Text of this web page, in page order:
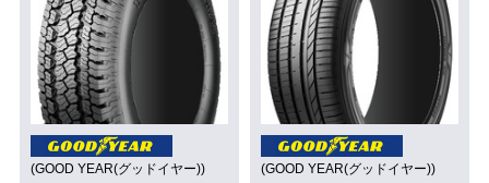
(GOOD YEAR(グッドイヤー)) (GOOD YEAR(グッドイヤー))